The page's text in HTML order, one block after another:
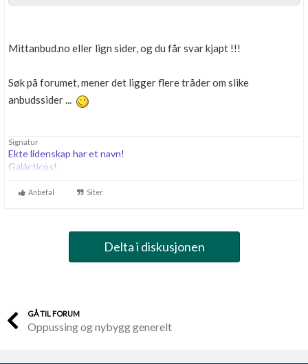
Mittanbud.no eller lign sider, og du får svar kjapt !!!
Søk på forumet, mener det ligger flere tråder om slike
anbudssider ...
Signatur
Ekte lidenskap har et navn!
Galácticos!
Anbefal Siter
Delta i diskusjonen
GÅ TIL FORUM
Oppussing og nybygg generelt